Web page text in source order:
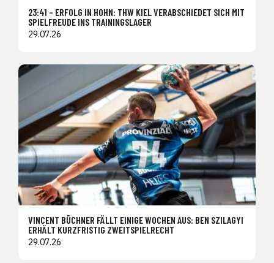
23:41 – ERFOLG IN HOHN: THW KIEL VERABSCHIEDET SICH MIT
SPIELFREUDE INS TRAININGSLAGER
29.07.26
VINCENT BÜCHNER FÄLLT EINIGE WOCHEN AUS: BEN SZILAGYI
ERHÄLT KURZFRISTIG ZWEITSPIELRECHT
29.07.26